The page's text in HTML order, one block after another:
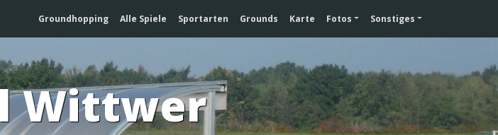
Groundhopping Alle Spiele Sportarten Grounds Karte Fotos Sonstiges
Wittwer